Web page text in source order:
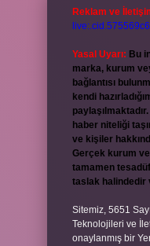
Reklam ve
Yasal Uyarı: Bu
marka, kurum
bağlantısı
kendi
haber niteliği
ve kişiler
Gerçek kurum
tamamen
taslak halindedir
Sitemiz, 5651
Teknolojileri ve
onaylanmış bir